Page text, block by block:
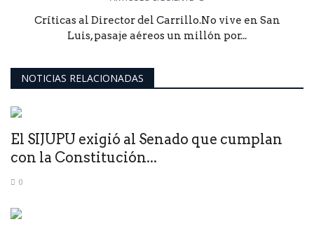
Críticas al Director del Carrillo.No vive en San
Luis, pasaje aéreos un millón por...
NOTICIAS RELACIONADAS
El SIJUPU exigió al Senado que cumplan
con la Constitución...
0